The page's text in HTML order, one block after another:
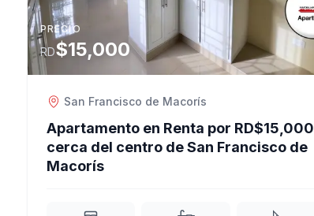
PRECIO
RD$15,000
San Francisco de Macorís
Apartamento en Renta por RD$15,000
cerca del centro de San Francisco de
Macorís